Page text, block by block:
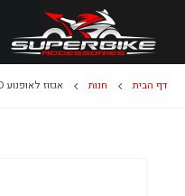
דף הבית חנות אגזוז לאופנוע OLIVER CITY CPI 2005 / REKORD